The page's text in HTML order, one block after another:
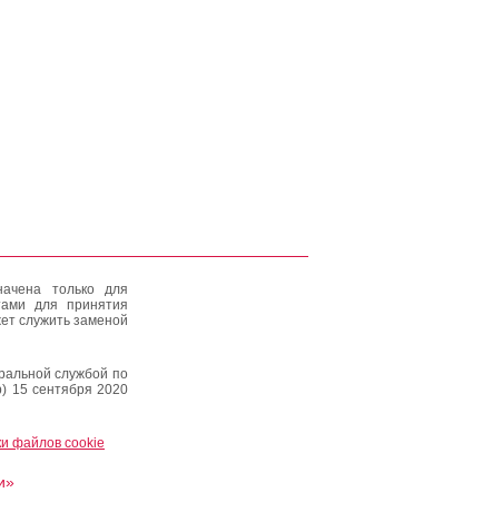
только для
для принятия
служить заменой
службой по
15 сентября 2020
файлов cookie